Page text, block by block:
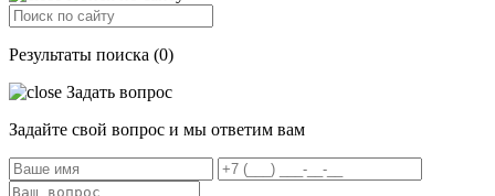
Результаты поиска (0)
Задать вопрос
Задайте свой вопрос и мы ответим вам